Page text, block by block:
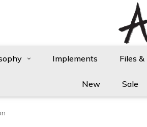
Implements Files &
New Sale